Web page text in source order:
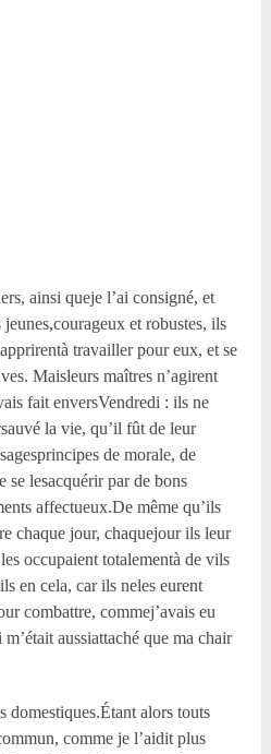
ainsi queje l’ai consigné, et
et robustes, ils
travailler pour eux, et se
Maisleurs maîtres n’agirent
fait enversVendredi : ils ne
la vie, qu’il fût de leur
de morale, de
se lesacquérir par de bons
affectueux.De même qu’ils
chaque jour, chaquejour ils leur
occupaient totalementà de vils
en cela, car ils neles eurent
combattre, commej’avais eu
aussiattaché que ma chair
domestiques.Étant alors touts
comme je l’aidit plus